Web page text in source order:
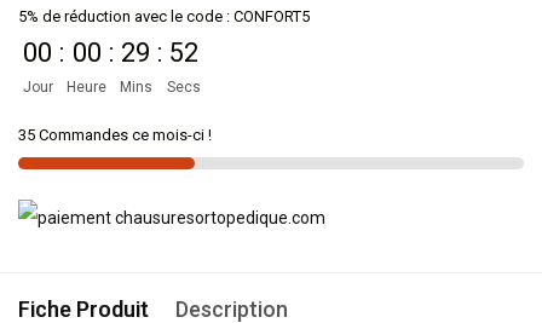
5% de réduction avec le code : CONFORT5
00
Jour
: 00
Heure
: 29
Mins
: 52
Secs
35 Commandes ce mois-ci !
Fiche Produit Description